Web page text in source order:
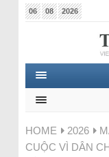
06 08 2026
HOME 2026
CUỘC VÌ DÂN